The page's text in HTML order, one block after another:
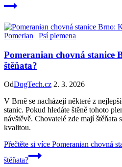
Pomerian | Psí plemena
Pomeranian chovná stanice
štěňata?
OdDogTech.cz 2. 3. 2026
V Brně se nacházejí některé z
stanic. Pokud hledáte štěně tohoto
návštěvě. Chovatelé zde mají
kvalitou.
Přečtěte si více Pomeranian chovná
štěňata?